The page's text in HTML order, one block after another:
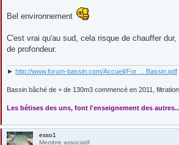
s
e
Bel environnement
C'est vrai qu'au sud, cela risque de chauffer
de profondeur.
► http://www.forum-bassin.com/Accueil/For ... Bassin.pdf
Bassin bâché de + de 130m3 commencé en 2011,
Les bétises des uns, font l'enseignement des
esso1
Membre associatif